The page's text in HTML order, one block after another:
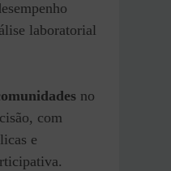
laboratorial
no
com
e